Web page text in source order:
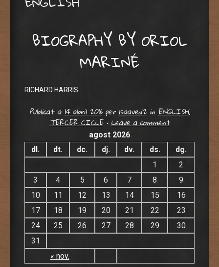
BIOGRAPHY BY ORIOL
MARINÉ
RICHARD HARRIS
Publicat a14 abril 2016perlsaaved2 inENGLISH,
TERCER CICLE •Leave a comment
agost 2026
dl.
dt. dc. dj. dv. ds. dg.
« nov.
1
2
3
4 5 6 7 8
9
10
11 12 13 14 15
16
17
18 19 20 21 22
23
24
25 26 27 28 29
30
31